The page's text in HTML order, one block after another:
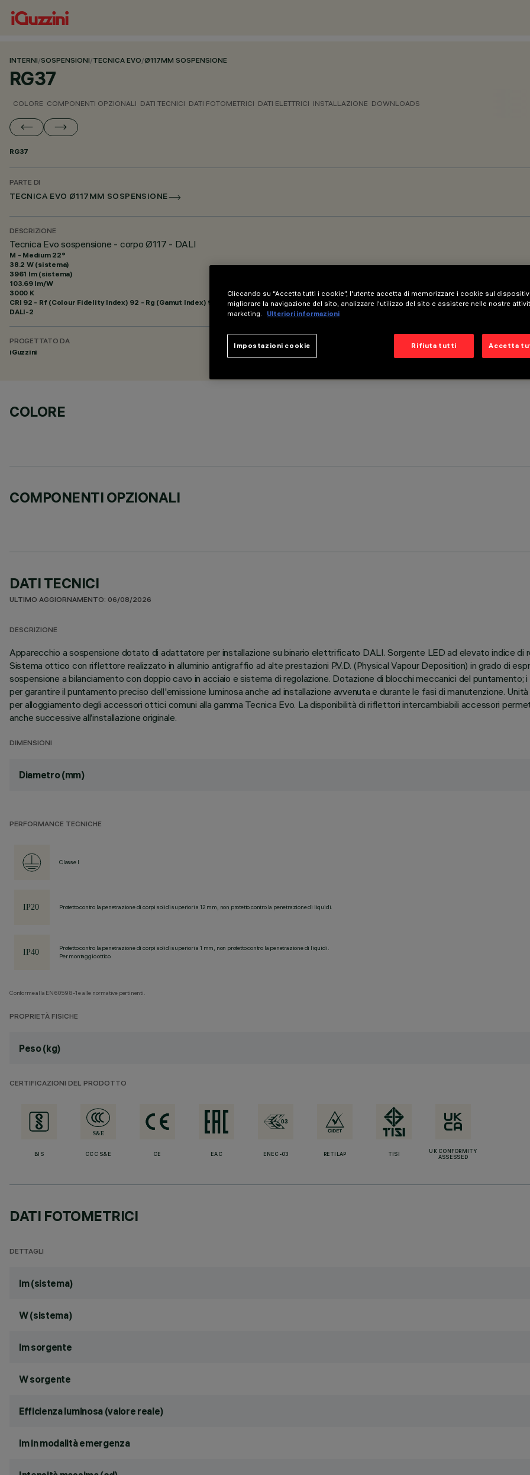
INTERNI/SOSPENSIONI/TECNICA EVO/Ø117MM SOSPENSIONE
RG37
COLORE COMPONENTI OPZIONALI DATI TECNICI DATI FOTOMETRICI DATI ELETTRICI INSTALLAZIONE DOWNLOADS
RG37
PARTE DI
TECNICA EVO Ø117MM SOSPENSIONE
DESCRIZIONE
Tecnica Evo sospensione - corpo Ø117 - DALI
M - Medium 22°
38.2 W (sistema)
3961 lm (sistema)
103.69 lm/W
3000 K
CRI 92 - Rf (Colour Fidelity Index) 92 - Rg (Gamut Index) 99
DALI-2
PROGETTATO DA
iGuzzini
COLORE
COMPONENTI OPZIONALI
DATI TECNICI
ULTIMO AGGIORNAMENTO: 06/08/2026
DESCRIZIONE
Apparecchio a sospensione dotato di adattatore per installazione su binario elettrificato DALI. Sorgente LED ad elevato indice di
Sistema ottico con riflettore realizzato in alluminio antigraffio ad alte prestazioni P.V.D. (Physical Vapour Deposition) in grado di
sospensione a bilanciamento con doppio cavo in acciaio e sistema di regolazione. Dotazione di blocchi meccanici del
per garantire il puntamento preciso dell'emissione luminosa anche ad installazione avvenuta e durante le fasi di manutenzione.
per alloggiamento degli accessori ottici comuni alla gamma Tecnica Evo. La disponibilità di riflettori intercambiabili accessori
anche successive all’installazione originale.
DIMENSIONI
Diametro (mm)
PERFORMANCE TECNICHE
Classe I
Protetto contro la penetrazione di corpi solidi superiori a 12 mm, non protetto contro la penetrazione di liquidi.
Protetto contro la penetrazione di corpi solidi superiori a 1 mm, non protetto contro la penetrazione di liquidi.
Per montaggio ottico
Conforme alla EN60598-1 e alle normative pertinenti.
PROPRIETÀ FISICHE
Peso (kg)
CERTIFICAZIONI DEL PRODOTTO
BIS CCC S&E CE EAC ENEC-03 RETILAP TISI
UK CONFORMITY
ASSESSED
DATI FOTOMETRICI
DETTAGLI
lm (sistema)
W (sistema)
lm sorgente
W sorgente
Efficienza luminosa (valore reale)
lm in modalità emergenza
Cliccando su “Accetta tutti i cookie”, l'utente accetta di memorizzare i cookie sul
migliorare la navigazione del sito, analizzare l'utilizzo del sito e assistere nelle nostre
marketing.
Ulteriori informazioni
Rifiuta tutti Accetta
Impostazioni cookie